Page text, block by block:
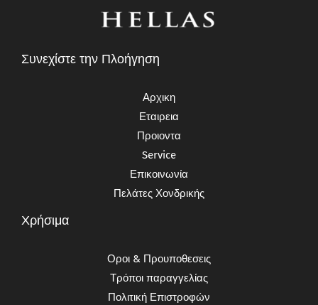
Συνεχίστε την Πλοήγηση
Αρχικη
Εταιρεια
Προιοντα
Service
Επικοινωνία
Πελάτες Χονδρικής
Χρήσιμα
Οροι & Προυποθεσεις
Τρόποι παραγγελίας
Πολιτική Επιστροφών